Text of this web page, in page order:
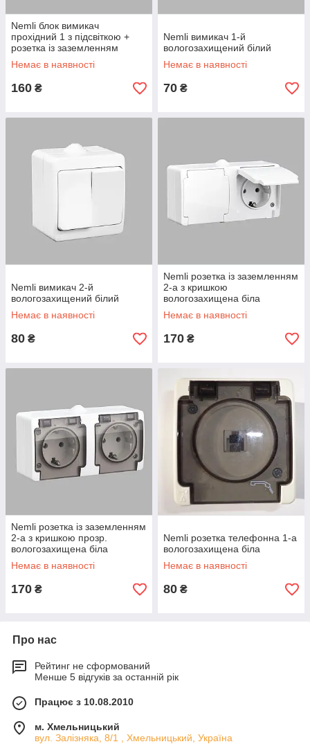
Nemli блок вимикач
прохідний 1 з підсвіткою +
розетка із заземленням
вологозахищений білий
Немає в наявності
160 ₴
Nemli вимикач 1-й
вологозахищений білий
Немає в наявності
70 ₴
Nemli вимикач 2-й
вологозахищений білий
Немає в наявності
80 ₴
Nemli розетка із заземленням
2-а з кришкою
вологозахищена біла
Немає в наявності
170 ₴
Nemli розетка із заземленням
2-а з кришкою прозр.
вологозахищена біла
Немає в наявності
170 ₴
Nemli розетка телефонна 1-а
вологозахищена біла
Немає в наявності
80 ₴
Про нас
Рейтинг не сформований
Менше 5 відгуків за останній рік
Працює з 10.08.2010
м. Хмельницький
вул. Залізняка, 8/1 , Хмельницький, Україна